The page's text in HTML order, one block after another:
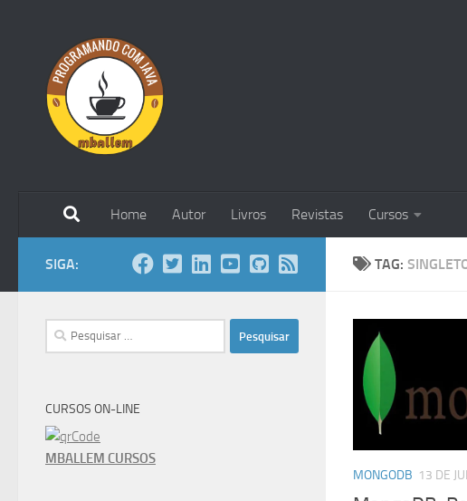
Home Autor Livros Revistas Cursos
TAG:
MONGODB 13 DE
SIGA:
Pesquisar
por:
CURSOS ON-LINE
MBALLEM CURSOS